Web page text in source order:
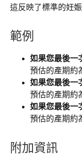
這反映了標準的妊娠
範例
如果您最後一
預估的產期約
如果您最後一
預估的產期約
如果您最後一
預估的產期約
附加資訊